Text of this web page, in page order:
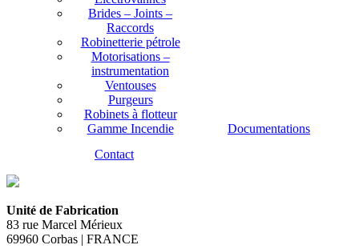
Brides – Joints –
Raccords
Robinetterie pétrole
Motorisations –
instrumentation
Ventouses
Purgeurs
Robinets à flotteur
Gamme Incendie
Documentations
Contact
Unité de Fabrication
83 rue Marcel Mérieux
69960 Corbas | FRANCE